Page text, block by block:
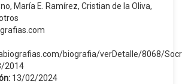
María E. Ramírez, Cristian de la Oliva,
biografia/verDetalle/8068/
2014
13/02/2024